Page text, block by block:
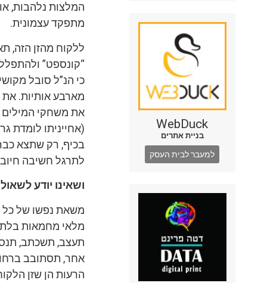
WebDuck
בניית אתרים
למעבר לבית העסק
המלצות נלהבות,
מתפקד עצמונית.
ללקוח מהזן הזה,
“קונספט”
כי הנ”ל סובל
מארבע אותיות.
את משחקי המילים
(אחייניתו לומדת
בכיף, רק שתצא
לתרגל חשיבה
ושאינו יודע לשאול
משאת נפשו של כל
מלאי מחמאות
תעצב, תשכתב,
אחר, תסתובב
הרעות הן שזן